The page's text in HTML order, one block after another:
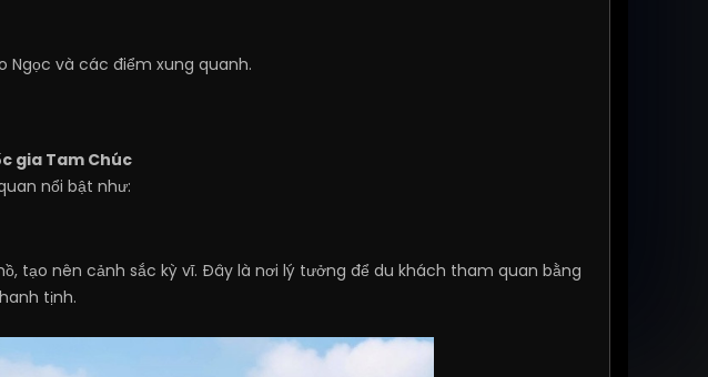
Ngọc và các điểm xung quanh.
gia Tam Chúc
nổi bật như:
tạo nên cảnh sắc kỳ vĩ. Đây là nơi lý tưởng để du khách tham quan bằng
tịnh.